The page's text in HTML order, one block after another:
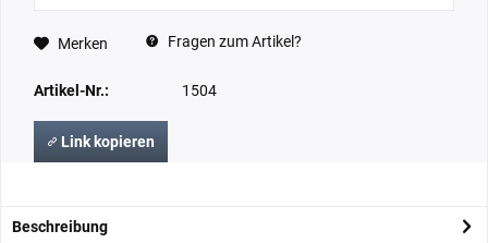
Merken Fragen zum Artikel?
Artikel-Nr.: 1504
Link kopieren
Beschreibung